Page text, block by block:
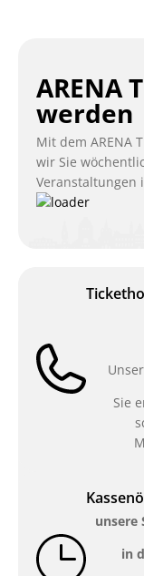
ARENA
werden
Mit dem ARENA
wir Sie
Veranstaltungen
Sie
unsere
in